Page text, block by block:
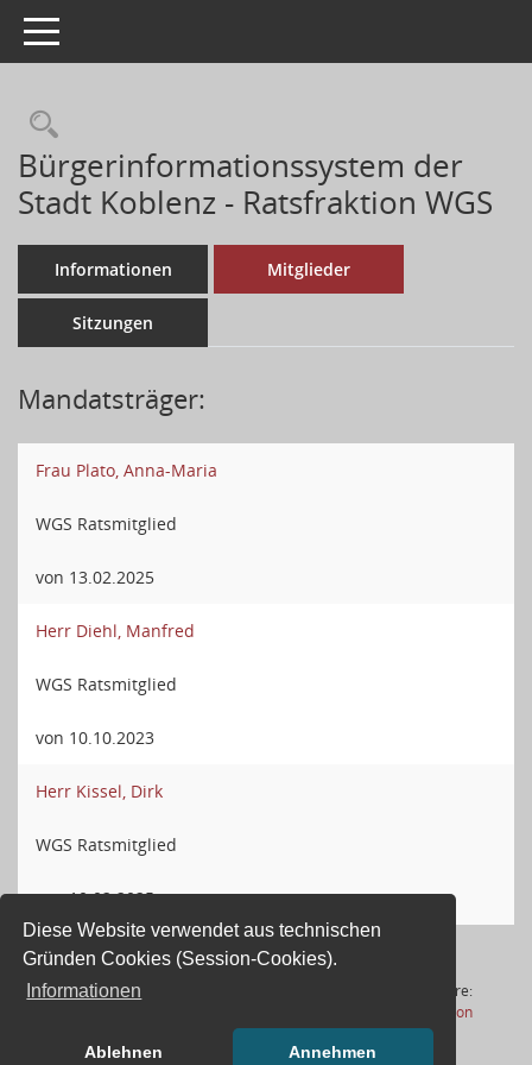
Diese Website verwendet aus technischen
Gründen Cookies (Session-Cookies).
Informationen
Ablehnen Annehmen
Toggle navigation
Bürgerinformationssystem der
Stadt Koblenz - Ratsfraktion WGS
Informationen Mitglieder
Sitzungen
Mandatsträger:
Frau Plato, Anna-Maria
WGS Ratsmitglied
von 13.02.2025
Herr Diehl, Manfred
WGS Ratsmitglied
von 10.10.2023
Herr Kissel, Dirk
WGS Ratsmitglied
von 10.02.2025
3 Sätze
Software:
Session(Wird in